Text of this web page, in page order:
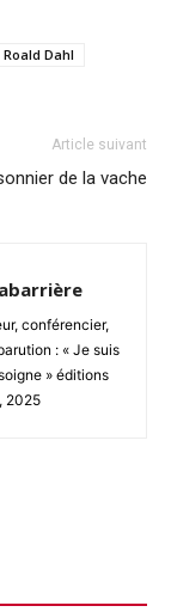
Roald Dahl
Article suivant
de la vache
conférencier,
: « Je suis
» éditions
2025